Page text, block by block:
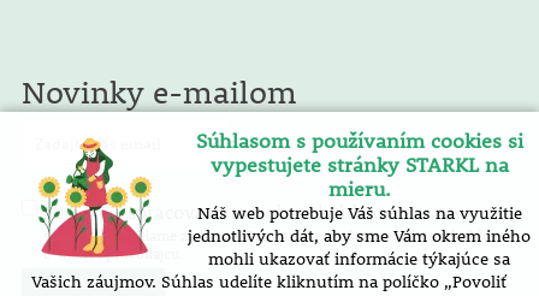
Novinky e-mailom
Súhlasím sospracovaním osobných údajov. E-mailový
spravodaj zasielame zadarmo. Pokyny pre zrušenie nájdete v každom
e-mailu spravodajcu.
Súhlasom s používaním cookies si
vypestujete stránky STARKL na
mieru.
Náš web potrebuje Váš súhlas na využitie
jednotlivých dát, aby sme Vám okrem iného
mohli ukazovať informácie týkajúce sa
Vašich záujmov. Súhlas udelíte kliknutím na políčko „Povoliť